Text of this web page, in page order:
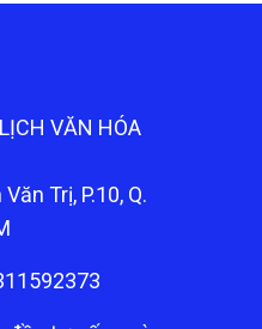
VĂN HÓA
Trị, P.10, Q.